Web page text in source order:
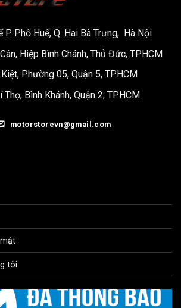
P. Phố Huế, Q. Hai Bà Trưng, Hà Nội
Hiệp Bình Chánh, Thủ Đức, TPHCM
Phường 05, Quận 5, TPHCM
Bình Khánh, Quận 2, TPHCM
motorstorevn@gmail.com
tôi